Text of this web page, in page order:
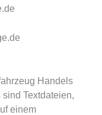
Handels
Textdateien,
einem